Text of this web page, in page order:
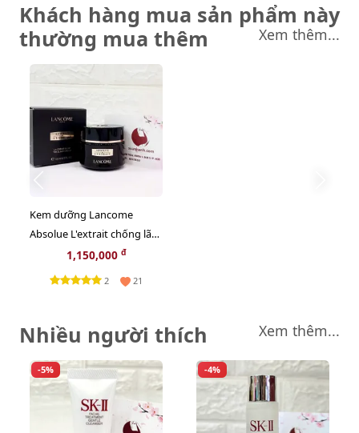
Khách hàng mua sản phẩm này
thường mua thêm
Xem thêm...
Kem dưỡng Lancome
Absolue L'extrait chống lão
hóa và tái tạo da siêu cao
cấp - 15ml
1,150,000 đ
2 21
Nhiều người thích Xem thêm...
-5% -4%